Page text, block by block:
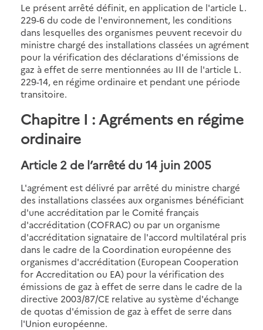
Le présent arrêté définit, en application de l'article L.
229-6 du code de l'environnement, les conditions
dans lesquelles des organismes peuvent recevoir du
ministre chargé des installations classées un agrément
pour la vérification des déclarations d'émissions de
gaz à effet de serre mentionnées au III de l'article L.
229-14, en régime ordinaire et pendant une période
transitoire.
Chapitre I : Agréments en régime
ordinaire
Article 2 de l’arrêté du 14 juin 2005
L'agrément est délivré par arrêté du ministre chargé
des installations classées aux organismes bénéficiant
d'une accréditation par le Comité français
d'accréditation (COFRAC) ou par un organisme
d'accréditation signataire de l'accord multilatéral pris
dans le cadre de la Coordination européenne des
organismes d'accréditation (European Cooperation
for Accreditation ou EA) pour la vérification des
émissions de gaz à effet de serre dans le cadre de la
directive 2003/87/CE relative au système d'échange
de quotas d'émission de gaz à effet de serre dans
l'Union européenne.